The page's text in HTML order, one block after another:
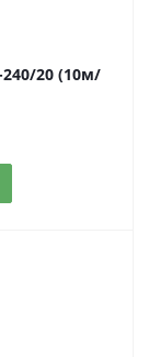
20 (10м/